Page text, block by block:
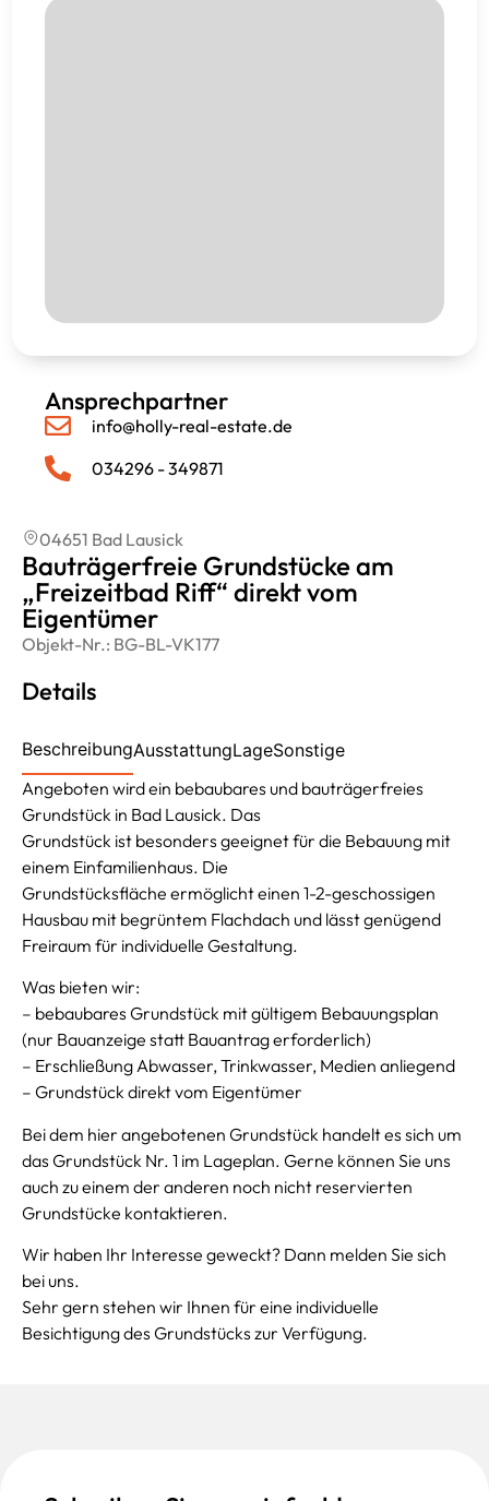
Ansprechpartner
info@holly-real-estate.de
034296 - 349871
04651 Bad Lausick
Bauträgerfreie Grundstücke am
„Freizeitbad Riff“ direkt vom
Eigentümer
Objekt-Nr.: BG-BL-VK177
Details
BeschreibungAusstattungLageSonstige
Angeboten wird ein bebaubares und bauträgerfreies
Grundstück in Bad Lausick. Das
Grundstück ist besonders geeignet für die Bebauung mit
einem Einfamilienhaus. Die
Grundstücksfläche ermöglicht einen 1-2-geschossigen
Hausbau mit begrüntem Flachdach und lässt genügend
Freiraum für individuelle Gestaltung.
Was bieten wir:
– bebaubares Grundstück mit gültigem Bebauungsplan
(nur Bauanzeige statt Bauantrag erforderlich)
– Erschließung Abwasser, Trinkwasser, Medien anliegend
– Grundstück direkt vom Eigentümer
Bei dem hier angebotenen Grundstück handelt es sich um
das Grundstück Nr. 1 im Lageplan. Gerne können Sie uns
auch zu einem der anderen noch nicht reservierten
Grundstücke kontaktieren.
Wir haben Ihr Interesse geweckt? Dann melden Sie sich
bei uns.
Sehr gern stehen wir Ihnen für eine individuelle
Besichtigung des Grundstücks zur Verfügung.